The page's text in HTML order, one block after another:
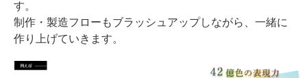
す。
制作・製造フローもブラッシュアップしながら、一緒に
作り上げていきます。